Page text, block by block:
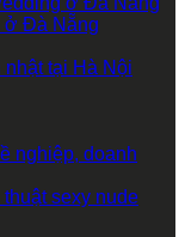
ở Đà Nẵng
tại Hà Nội
nghiệp, doanh
sexy nude